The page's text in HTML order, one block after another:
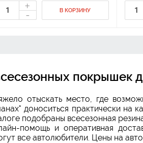
+
- В КОРЗИНУ
покрышек
отыскать место, где
доноситься практически на
подобраны всесезонная
помощь и оперативная
все автолюбители. Цены на